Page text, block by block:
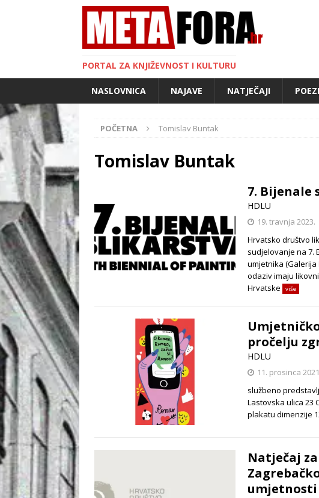
PORTAL ZA KNJIŽEVNOST I KULTURU
NASLOVNICA NAJAVE NATJEČAJI
POČETNA Tomislav Buntak
Tomislav Buntak
7. Bijenale
HDLU
19. travnja 2023.
Hrvatsko društvo
sudjelovanje na 7.
umjetnika (Galerija
odaziv imaju
Hrvatske
više
pročelju
HDLU
11. prosinca
službeno
Lastovska ulica 23
plakatu dimenzije
Natječaj
umjetnosti